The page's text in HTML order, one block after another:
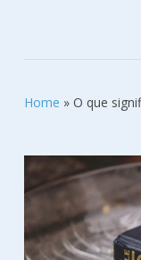
Home » O que